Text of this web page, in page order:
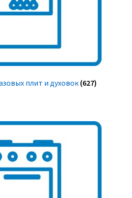
плит и духовок (627)